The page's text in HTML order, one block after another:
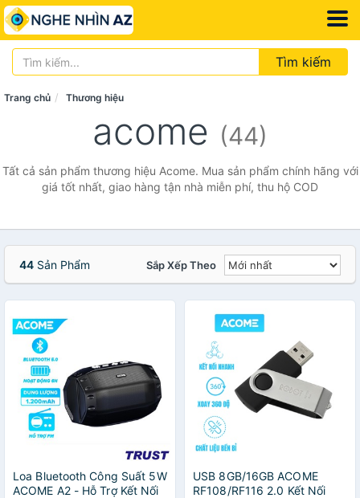
Tìm kiếm
Trang chủ Thương hiệu
acome (44)
Tất cả sản phẩm thương hiệu Acome. Mua sản phẩm chính hãng với
giá tốt nhất, giao hàng tận nhà miễn phí, thu hộ COD
44 Sản Phẩm Sắp Xếp Theo
Loa Bluetooth Công Suất 5W
ACOME A2 - Hỗ Trợ Kết Nối
USB 8GB/16GB ACOME
RF108/RF116 2.0 Kết Nối